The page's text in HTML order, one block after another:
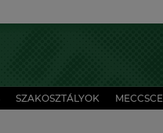
SZAKOSZTÁLYOK